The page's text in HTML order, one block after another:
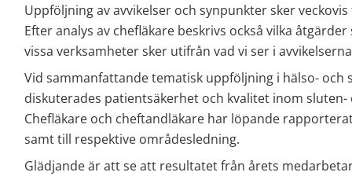
Uppföljning av avvikelser och synpunkter sker
Efter analys av chefläkare beskrivs också vilka
vissa verksamheter sker utifrån vad vi ser i
Vid sammanfattande tematisk uppföljning i hälso- och
diskuterades patientsäkerhet och kvalitet inom
Chefläkare och cheftandläkare har löpande
samt till respektive områdesledning.
Glädjande är att se att resultatet från årets